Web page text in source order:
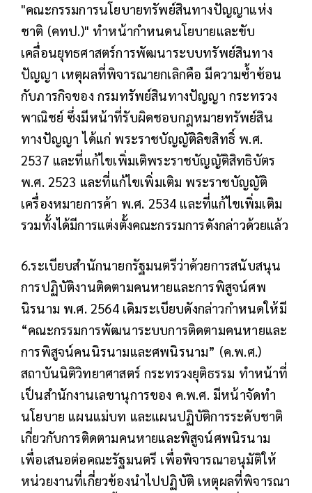
"คณะกรรมการนโยบายทรัพย์สินทางปัญญาแห่ง
ชาติ (คทป.)" ทำหน้ากำหนดนโยบายและขับ
เคลื่อนยุทธศาสตร์การพัฒนาระบบทรัพย์สินทาง
ปัญญา เหตุผลที่พิจารณายกเลิกคือ มีความซ้ำซ้อน
กับภารกิจของ กรมทรัพย์สินทางปัญญา กระทรวง
พาณิชย์ ซึ่งมีหน้าที่รับผิดชอบกฎหมายทรัพย์สิน
ทางปัญญา ได้แก่ พระราชบัญญัติลิขสิทธิ์ พ.ศ.
2537 และที่แก้ไขเพิ่มเติพระราชบัญญัติสิทธิบัตร
พ.ศ. 2523 และที่แก้ไขเพิ่มเติม พระราชบัญญัติ
เครื่องหมายการค้า พ.ศ. 2534 และที่แก้ไขเพิ่มเติม
รวมทั้งได้มีการแต่งตั้งคณะกรรมการดังกล่าวด้วยแล้ว
6.ระเบียบสำนักนายกรัฐมนตรีว่าด้วยการสนับสนุน
การปฏิบัติงานติดตามคนหายและการพิสูจน์ศพ
นิรนาม พ.ศ. 2564 เดิมระเบียบดังกล่าวกำหนดให้มี
“คณะกรรมการพัฒนาระบบการติดตามคนหายและ
การพิสูจน์คนนิรนามและศพนิรนาม” (ค.พ.ศ.)
สถาบันนิติวิทยาศาสตร์ กระทรวงยุติธรรม ทำหน้าที่
เป็นสำนักงานเลขานุการของ ค.พ.ศ. มีหน้าจัดทำ
นโยบาย แผนแม่บท และแผนปฏิบัติการระดับชาติ
เกี่ยวกับการติดตามคนหายและพิสูจน์ศพนิรนาม
เพื่อเสนอต่อคณะรัฐมนตรี เพื่อพิจารณาอนุมัติให้
หน่วยงานที่เกี่ยวข้องนำไปปฏิบัติ เหตุผลที่พิจารณา